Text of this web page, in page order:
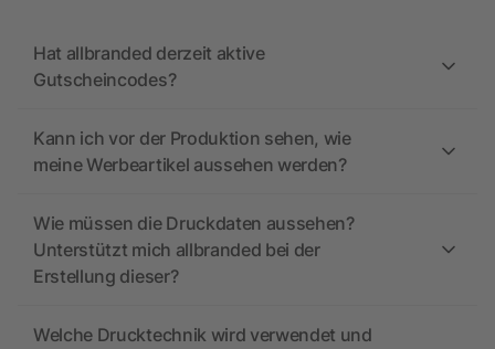
Hat allbranded derzeit aktive
Gutscheincodes?
Kann ich vor der Produktion sehen, wie
meine Werbeartikel aussehen werden?
Wie müssen die Druckdaten aussehen?
Unterstützt mich allbranded bei der
Erstellung dieser?
Welche Drucktechnik wird verwendet und